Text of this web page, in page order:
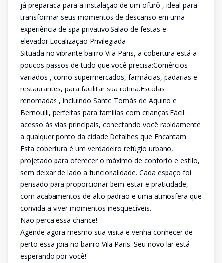
já preparada para a instalação de um ofurô , ideal para
transformar seus momentos de descanso em uma
experiência de spa privativo.Salão de festas e
elevador.Localização Privilegiada
Situada no vibrante bairro Vila Paris, a cobertura está a
poucos passos de tudo que você precisa:Comércios
variados , como supermercados, farmácias, padarias e
restaurantes, para facilitar sua rotina.Escolas
renomadas , incluindo Santo Tomás de Aquino e
Bernoulli, perfeitas para famílias com crianças.Fácil
acesso às vias principais, conectando você rapidamente
a qualquer ponto da cidade.Detalhes que Encantam
Esta cobertura é um verdadeiro refúgio urbano,
projetado para oferecer o máximo de conforto e estilo,
sem deixar de lado a funcionalidade. Cada espaço foi
pensado para proporcionar bem-estar e praticidade,
com acabamentos de alto padrão e uma atmosfera que
convida a viver momentos inesquecíveis.
Não perca essa chance!
Agende agora mesmo sua visita e venha conhecer de
perto essa joia no bairro Vila Paris. Seu novo lar está
esperando por você!